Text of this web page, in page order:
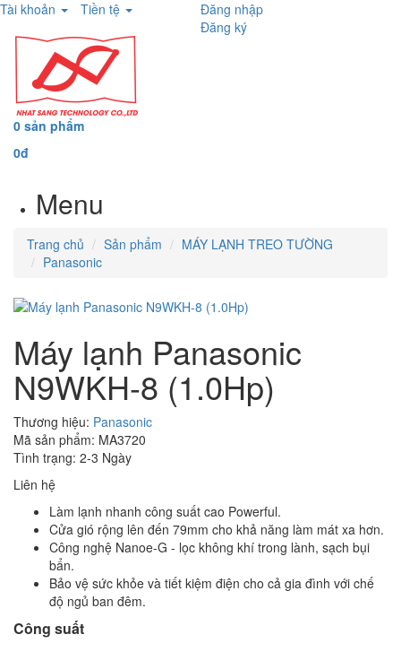
Tài khoản Tiền tệ
Đăng nhập
Đăng ký
0 sản phẩm
0đ
Menu
Trang chủ Sản phẩm
MÁY LẠNH TREO TƯỜNG
Panasonic
Máy lạnh Panasonic
N9WKH-8 (1.0Hp)
Thương hiệu: Panasonic
Mã sản phẩm: MA3720
Tình trạng: 2-3 Ngày
Liên hệ
Làm lạnh nhanh công suất cao Powerful.
Cửa gió rộng lên đến 79mm cho khả năng làm mát xa hơn.
Công nghệ Nanoe-G - lọc không khí trong lành, sạch bụi
bẩn.
Bảo vệ sức khỏe và tiết kiệm điện cho cả gia đình với chế
độ ngủ ban đêm.
Công suất